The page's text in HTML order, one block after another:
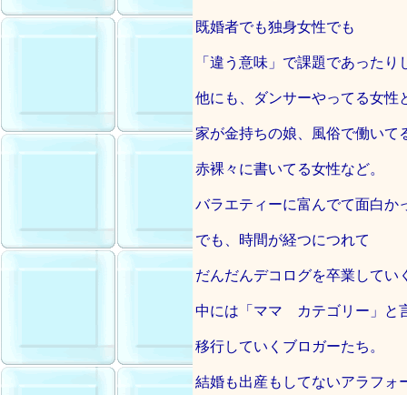
既婚者でも独身女性でも
「違う意味」で課題であったり
他にも、ダンサーやってる女性
家が金持ちの娘、風俗で働いて
赤裸々に書いてる女性など。
バラエティーに富んでて面白か
でも、時間が経つにつれて
だんだんデコログを卒業してい
中には「ママ カテゴリー」と
移行していくブロガーたち。
結婚も出産もしてないアラフォ